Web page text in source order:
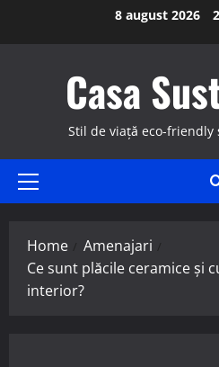
8 august 2026
Casa
Stil de viață eco-
Primary
Home
Amenajari
Ce sunt plăcile ceramice și
interior?